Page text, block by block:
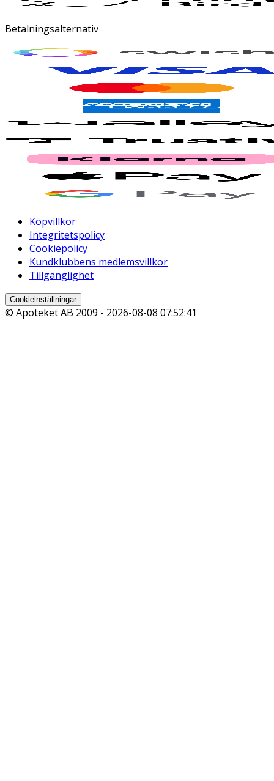
Betalningsalternativ
Köpvillkor
Integritetspolicy
Cookiepolicy
Kundklubbens medlemsvillkor
Tillgänglighet
Cookieinställningar
© Apoteket AB 2009 - 2026-08-08 07:52:41